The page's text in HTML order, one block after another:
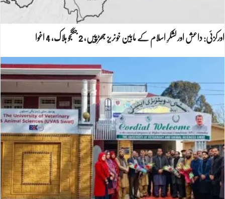
اورکزئی: داعش اور لشکرِ اسلام کے مابین خونریز جھڑپیں، 2 جنگجو ہلاک، 4 اغوا